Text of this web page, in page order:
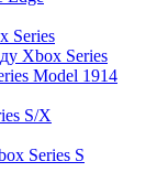
Series
Xbox Series
Model 1914
S/X
Series S